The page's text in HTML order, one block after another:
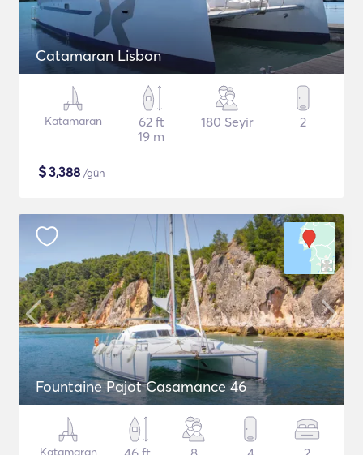
Catamaran Lisbon
Katamaran
62 ft
19 m
180 Seyir 2
$3,388 /gün
Fountaine Pajot Casamance 46
Katamaran